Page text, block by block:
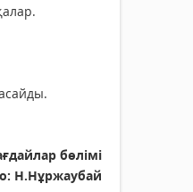
бөлімі
Н.Нұржаубай